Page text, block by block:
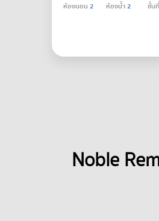
ห้องนอน 2 ห้องน้ำ2 ชั้นที่
Noble